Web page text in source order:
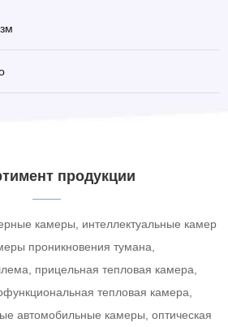
продукции
камеры, интеллектуальные камер
проникновения тумана,
прицельная тепловая камера,
тепловая камера,
автомобильные камеры, оптическая